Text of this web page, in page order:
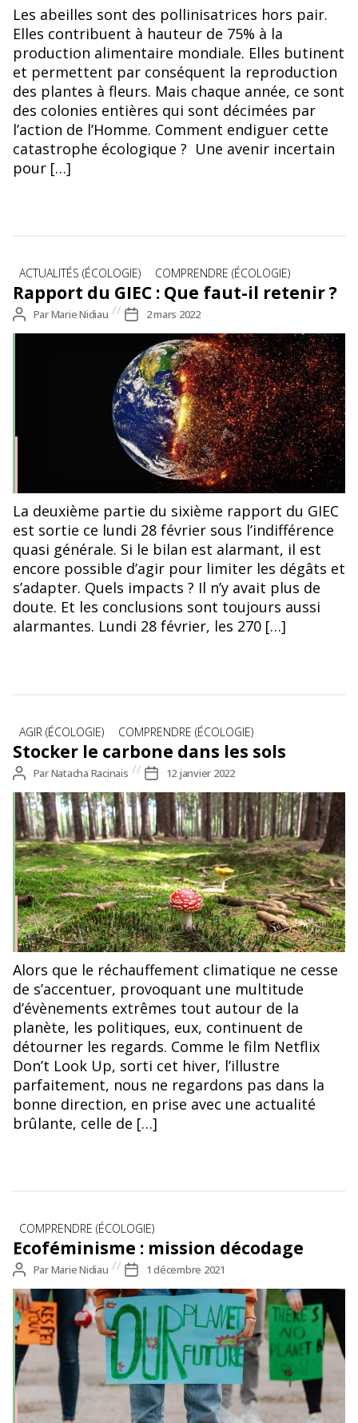
Les abeilles sont des pollinisatrices hors pair.
Elles contribuent à hauteur de 75% à la
production alimentaire mondiale. Elles butinent
et permettent par conséquent la reproduction
des plantes à fleurs. Mais chaque année, ce sont
des colonies entières qui sont décimées par
l’action de l’Homme. Comment endiguer cette
catastrophe écologique ? Une avenir incertain
pour […]
Catégories
ACTUALITÉS (ÉCOLOGIE) COMPRENDRE (ÉCOLOGIE)
Rapport du GIEC : Que faut-il retenir ?
Auteur
de
ParMarie Nidiau
Date
de
l’article
2 mars 2022
La deuxième partie du sixième rapport du GIEC
est sortie ce lundi 28 février sous l’indifférence
quasi générale. Si le bilan est alarmant, il est
encore possible d’agir pour limiter les dégâts et
s’adapter. Quels impacts ? Il n’y avait plus de
doute. Et les conclusions sont toujours aussi
alarmantes. Lundi 28 février, les 270 […]
Catégories
AGIR (ÉCOLOGIE) COMPRENDRE (ÉCOLOGIE)
Stocker le carbone dans les sols
Auteur
de
l’article
ParNatacha Racinais
Date
de
l’article
12 janvier 2022
Alors que le réchauffement climatique ne cesse
de s’accentuer, provoquant une multitude
d’évènements extrêmes tout autour de la
planète, les politiques, eux, continuent de
détourner les regards. Comme le film Netflix
Don’t Look Up, sorti cet hiver, l’illustre
parfaitement, nous ne regardons pas dans la
bonne direction, en prise avec une actualité
brûlante, celle de […]
Catégories
COMPRENDRE (ÉCOLOGIE)
Ecoféminisme : mission décodage
Auteur
de
l’article
ParMarie Nidiau
Date
de
l’article
1 décembre 2021